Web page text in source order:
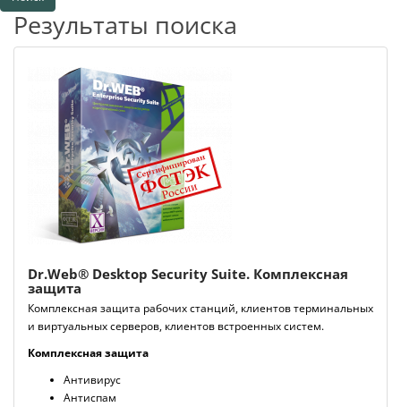
Результаты поиска
Dr.Web® Desktop Security Suite. Комплексная
защита
Комплексная защита рабочих станций, клиентов терминальных
и виртуальных серверов, клиентов встроенных систем.
Комплексная защита
Антивирус
Антиспам